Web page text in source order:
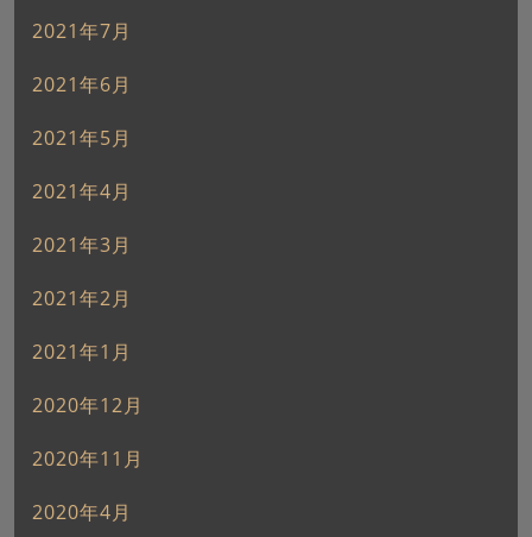
2021年7月
2021年6月
2021年5月
2021年4月
2021年3月
2021年2月
2021年1月
2020年12月
2020年11月
2020年4月